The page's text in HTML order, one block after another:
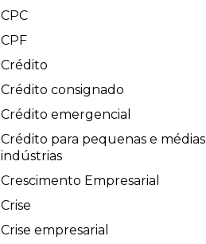
CPC
CPF
Crédito
Crédito consignado
Crédito emergencial
Crédito para pequenas e médias
indústrias
Crescimento Empresarial
Crise
Crise empresarial